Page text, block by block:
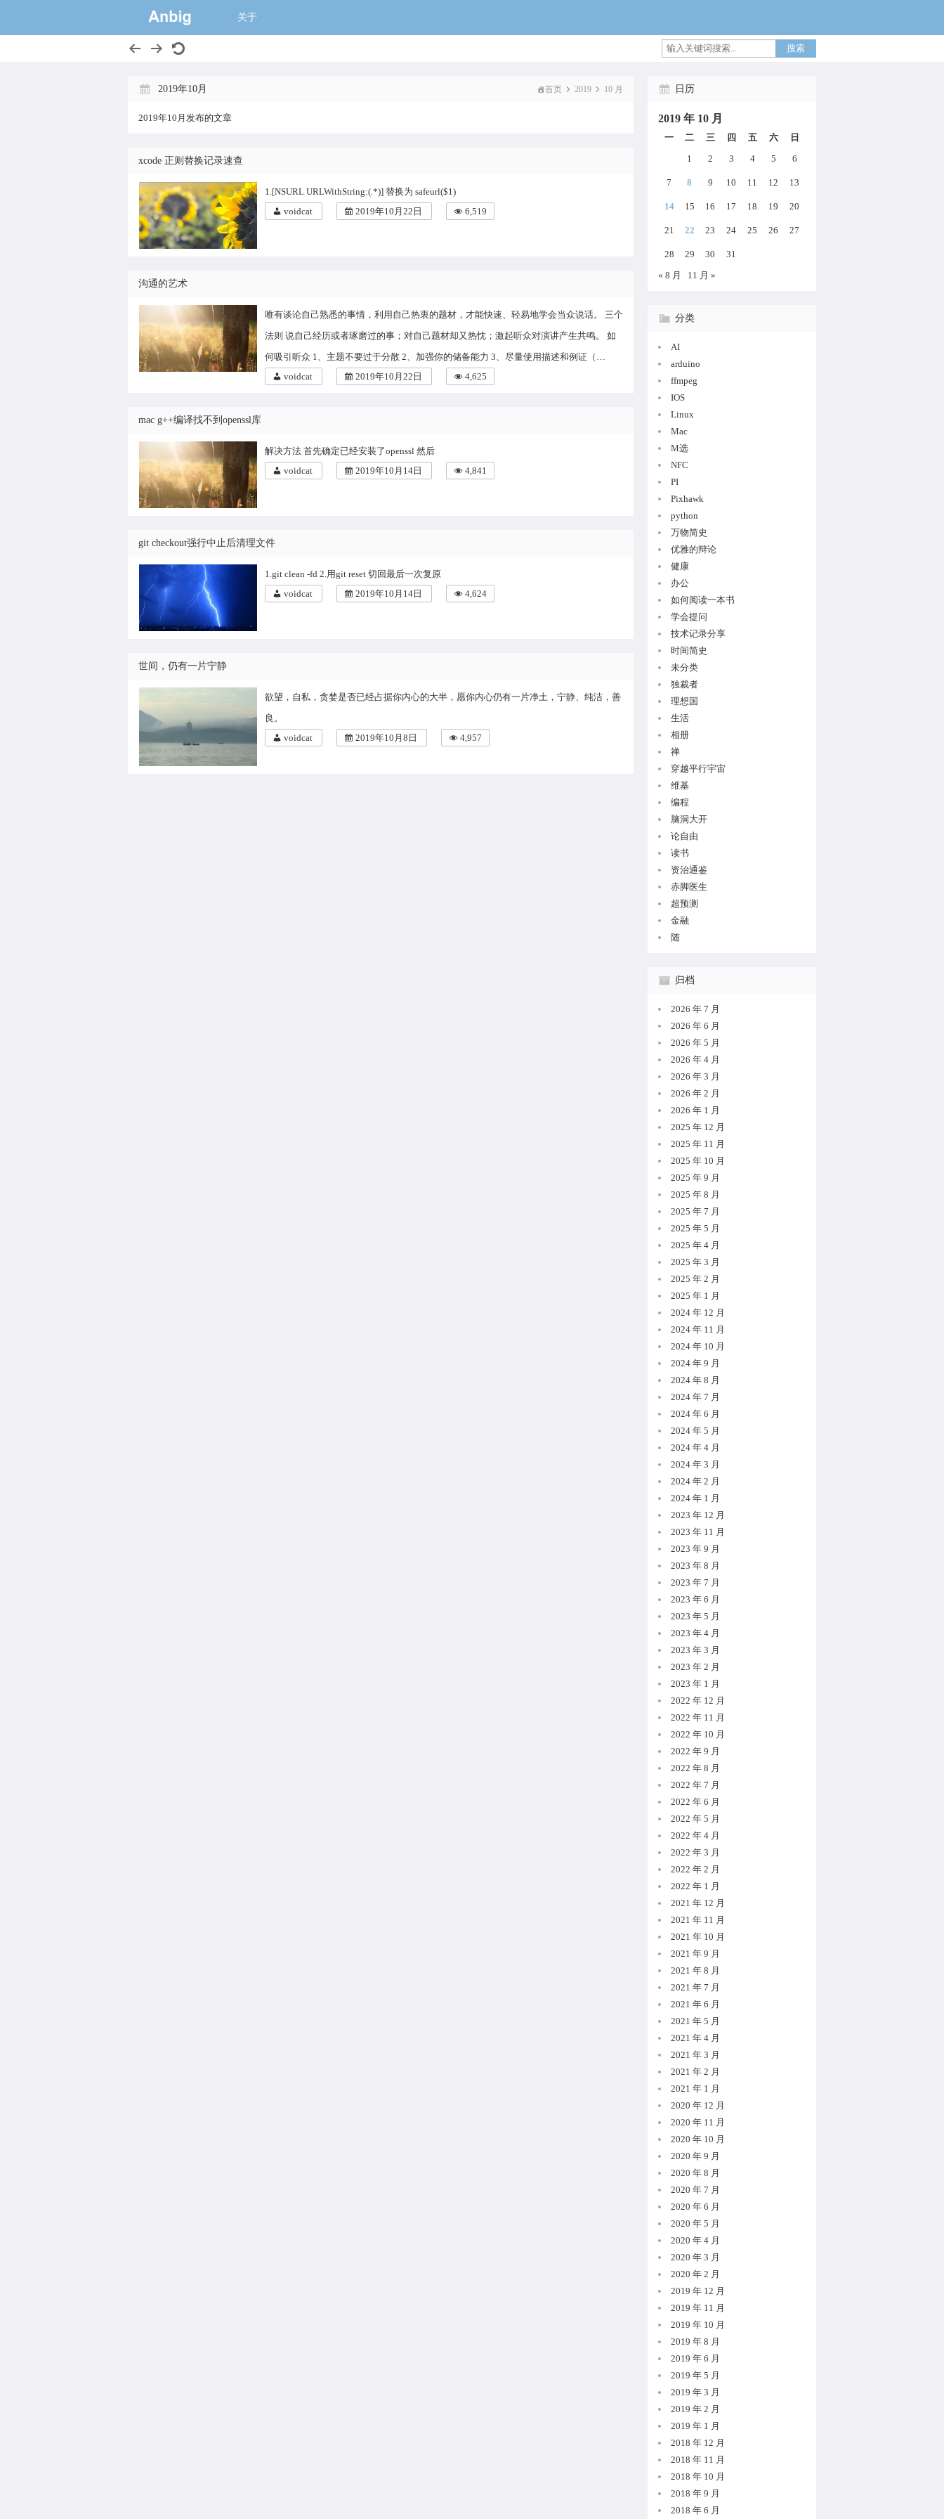
一个大的猫窝,voidcat
关于
搜索
2019年10月 首页 2019 10 月
2019年10月发布的文章
xcode 正则替换记录速查
1.[NSURL URLWithString:(.*)] 替换为 safeurl($1)
voidcat
2019年10月22日 6,519
沟通的艺术
唯有谈论自己熟悉的事情，利用自己热衷的题材，才能快速、轻易地学会当众说话。 三个
法则 说自己经历或者琢磨过的事；对自己题材却又热忱；激起听众对演讲产生共鸣。 如
何吸引听众 1、主题不要过于分散 2、加强你的储备能力 3、尽量使用描述和例证（…
voidcat
2019年10月22日 4,625
mac g++编译找不到openssl库
解决方法 首先确定已经安装了openssl 然后
voidcat
2019年10月14日 4,841
git checkout强行中止后清理文件
1.git clean -fd 2.用git reset 切回最后一次复原
voidcat
2019年10月14日 4,624
世间，仍有一片宁静
欲望，自私，贪婪是否已经占据你内心的大半，愿你内心仍有一片净土，宁静、纯洁，善
良。
voidcat
2019年10月8日 4,957
日历
2019 年 10 月
一 二 三 四 五 六
日
1
2 3 4 5 6
7 8 9 10 11 12 13
14 15 16 17 18 19 20
21 22 23 24 25 26 27
28 29 30
31
« 8 月
11 月 »
分类
AI
arduino
ffmpeg
IOS
Linux
Mac
M选
NFC
PI
Pixhawk
python
万物简史
优雅的辩论
健康
办公
如何阅读一本书
学会提问
技术记录分享
时间简史
未分类
独裁者
理想国
生活
相册
禅
穿越平行宇宙
维基
编程
脑洞大开
论自由
读书
资治通鉴
赤脚医生
超预测
金融
随
归档
2026 年 7 月
2026 年 6 月
2026 年 5 月
2026 年 4 月
2026 年 3 月
2026 年 2 月
2026 年 1 月
2025 年 12 月
2025 年 11 月
2025 年 10 月
2025 年 9 月
2025 年 8 月
2025 年 7 月
2025 年 5 月
2025 年 4 月
2025 年 3 月
2025 年 2 月
2025 年 1 月
2024 年 12 月
2024 年 11 月
2024 年 10 月
2024 年 9 月
2024 年 8 月
2024 年 7 月
2024 年 6 月
2024 年 5 月
2024 年 4 月
2024 年 3 月
2024 年 2 月
2024 年 1 月
2023 年 12 月
2023 年 11 月
2023 年 9 月
2023 年 8 月
2023 年 7 月
2023 年 6 月
2023 年 5 月
2023 年 4 月
2023 年 3 月
2023 年 2 月
2023 年 1 月
2022 年 12 月
2022 年 11 月
2022 年 10 月
2022 年 9 月
2022 年 8 月
2022 年 7 月
2022 年 6 月
2022 年 5 月
2022 年 4 月
2022 年 3 月
2022 年 2 月
2022 年 1 月
2021 年 12 月
2021 年 11 月
2021 年 10 月
2021 年 9 月
2021 年 8 月
2021 年 7 月
2021 年 6 月
2021 年 5 月
2021 年 4 月
2021 年 3 月
2021 年 2 月
2021 年 1 月
2020 年 12 月
2020 年 11 月
2020 年 10 月
2020 年 9 月
2020 年 8 月
2020 年 7 月
2020 年 6 月
2020 年 5 月
2020 年 4 月
2020 年 3 月
2020 年 2 月
2019 年 12 月
2019 年 11 月
2019 年 10 月
2019 年 8 月
2019 年 6 月
2019 年 5 月
2019 年 3 月
2019 年 2 月
2019 年 1 月
2018 年 12 月
2018 年 11 月
2018 年 10 月
2018 年 9 月
2018 年 6 月